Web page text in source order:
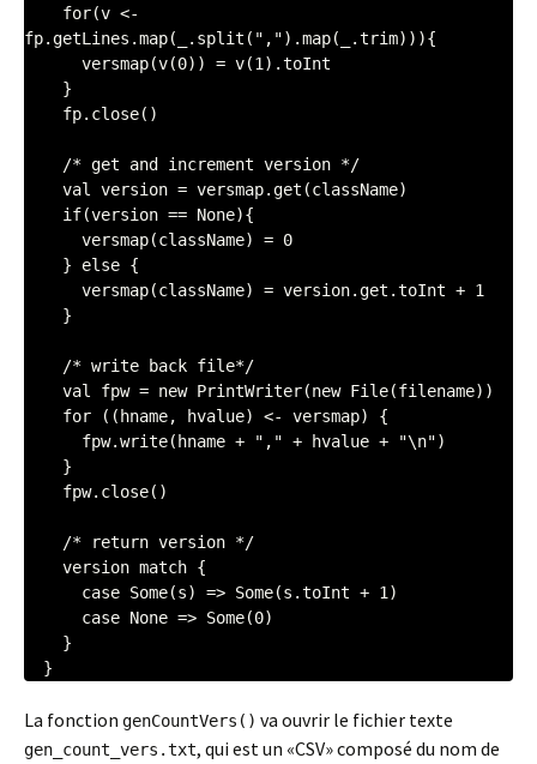
fp.getLines.map(_.split(",").map(_.trim))){
  }
La fonction genCountVers() va ouvrir le fichier texte
gen_count_vers.txt, qui est un «CSV» composé du nom de